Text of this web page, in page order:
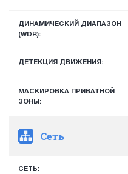
ДИНАМИЧЕСКИЙ ДИАПАЗОН
(WDR):
ДЕТЕКЦИЯ ДВИЖЕНИЯ:
МАСКИРОВКА ПРИВАТНОЙ
ЗОНЫ:
Сеть
СЕТЬ: